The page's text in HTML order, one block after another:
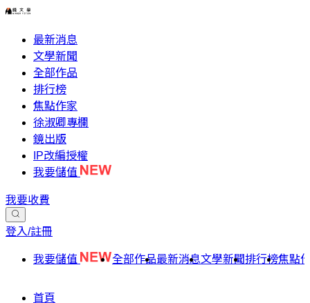
最新消息
文學新聞
全部作品
排行榜
焦點作家
徐淑卿專欄
鏡出版
IP改編授權
我要儲值
我要收費
登入/註冊
我要儲值 全部作品最新消息文學新聞排行榜焦點
首頁